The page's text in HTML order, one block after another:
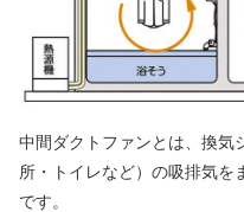
中間ダクトファンとは、換気
所・トイレなど）の吸排気を
です。